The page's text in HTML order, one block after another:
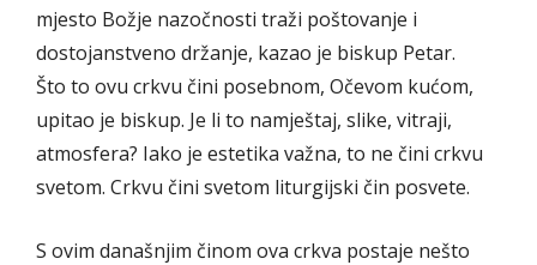
mjesto Božje nazočnosti traži poštovanje i
dostojanstveno držanje, kazao je biskup Petar.
Što to ovu crkvu čini posebnom, Očevom kućom,
upitao je biskup. Je li to namještaj, slike, vitraji,
atmosfera? Iako je estetika važna, to ne čini crkvu
svetom. Crkvu čini svetom liturgijski čin posvete.
S ovim današnjim činom ova crkva postaje nešto